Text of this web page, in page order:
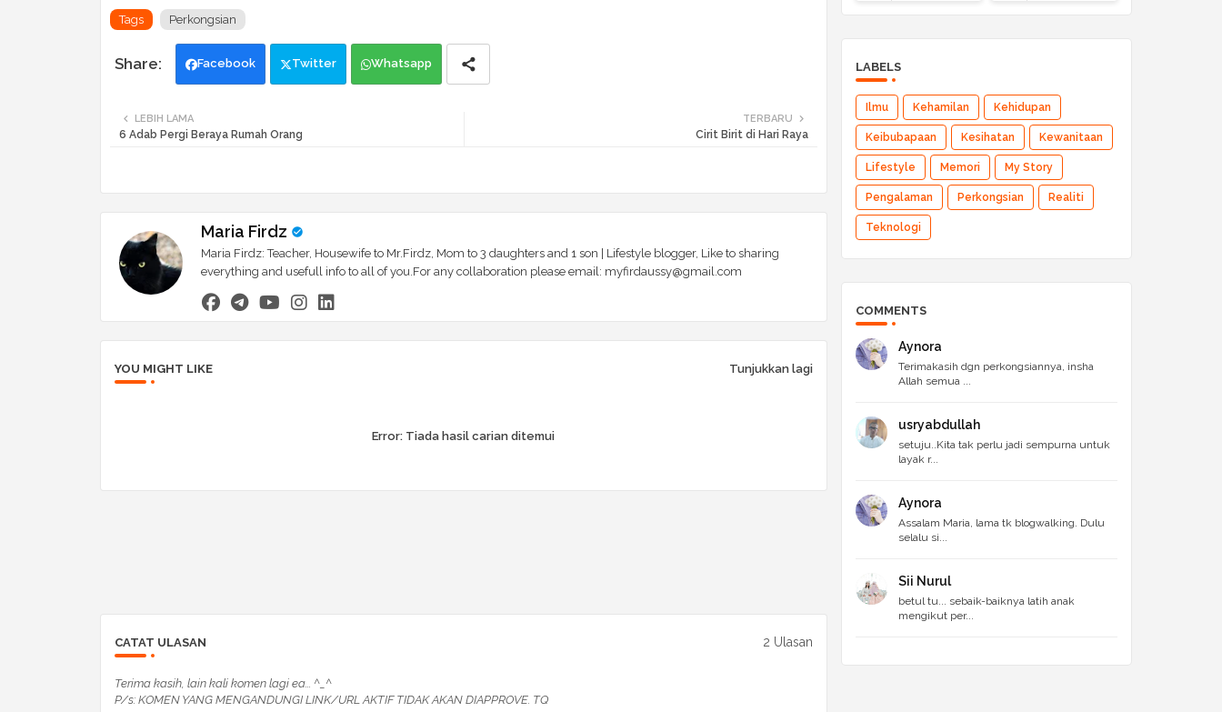
Tags Perkongsian
Facebook Twitter Whatsapp
TERBARU
Cirit Birit di Hari Raya
LEBIH LAMA
6 Adab Pergi Beraya Rumah Orang
Maria Firdz
Maria Firdz: Teacher, Housewife to Mr.Firdz, Mom to 3 daughters and 1 son | Lifestyle blogger, Like to sharing
everything and usefull info to all of you.For any collaboration please email: myfirdaussy@gmail.com
YOU MIGHT LIKE Tunjukkan lagi
Error: Tiada hasil carian ditemui
CATAT ULASAN 2 Ulasan
Terima kasih, lain kali komen lagi ea... ^_^
P/s: KOMEN YANG MENGANDUNGI LINK/URL AKTIF TIDAK AKAN DIAPPROVE. TQ
LABELS
Ilmu Kehamilan Kehidupan
Keibubapaan Kesihatan Kewanitaan
Lifestyle Memori My Story
Pengalaman Perkongsian Realiti
Teknologi
COMMENTS
Aynora
Terimakasih dgn perkongsiannya, insha
Allah semua ...
usryabdullah
setuju..Kita tak perlu jadi sempurna untuk
layak r...
Aynora
Assalam Maria, lama tk blogwalking. Dulu
selalu si...
Sii Nurul
betul tu... sebaik-baiknya latih anak
mengikut per...